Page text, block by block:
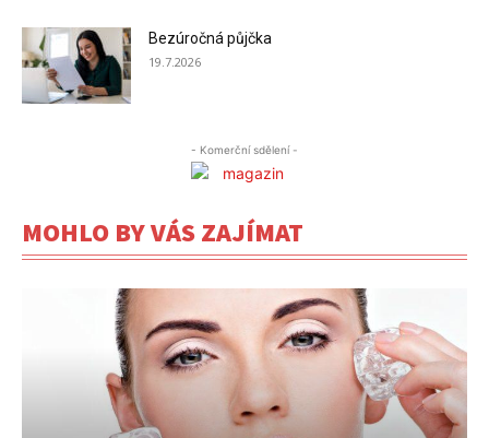
Bezúročná půjčka
19.7.2026
- Komerční sdělení -
MOHLO BY VÁS ZAJÍMAT